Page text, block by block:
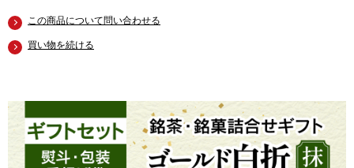
この商品について問い合わせる
買い物を続ける